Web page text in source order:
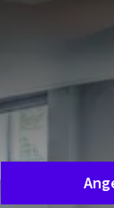
Saalanfrage
Fordern Sie ganz
und wir werden
Wünsche